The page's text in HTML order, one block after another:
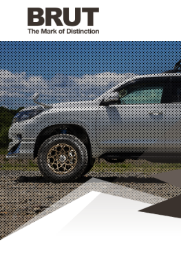
WHAT'S NEW
WHEEL LINEUP
OTHER PRODUCT
GALLERY
CATALOG
PRIVACY POLICY